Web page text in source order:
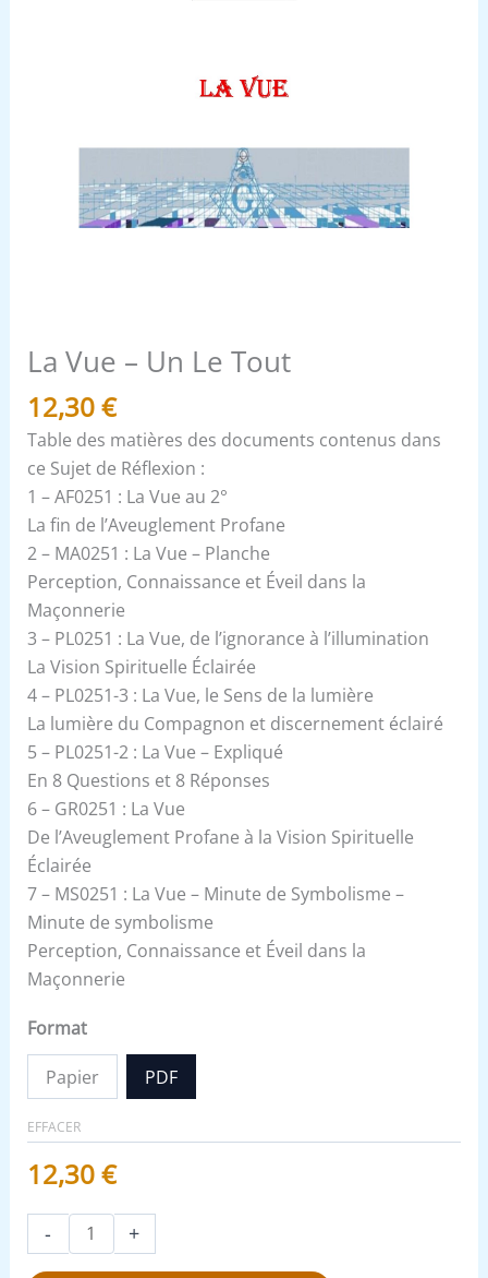
La Vue – Un Le Tout
12,30€
Table des matières des documents contenus dans
ce Sujet de Réflexion :
1 – AF0251 : La Vue au 2°
La fin de l’Aveuglement Profane
2 – MA0251 : La Vue – Planche
Perception, Connaissance et Éveil dans la
Maçonnerie
3 – PL0251 : La Vue, de l’ignorance à l’illumination
La Vision Spirituelle Éclairée
4 – PL0251-3 : La Vue, le Sens de la lumière
La lumière du Compagnon et discernement éclairé
5 – PL0251-2 : La Vue – Expliqué
En 8 Questions et 8 Réponses
6 – GR0251 : La Vue
De l’Aveuglement Profane à la Vision Spirituelle
Éclairée
7 – MS0251 : La Vue – Minute de Symbolisme –
Minute de symbolisme
Perception, Connaissance et Éveil dans la
Maçonnerie
Format
Papier PDF
EFFACER
12,30€
- +